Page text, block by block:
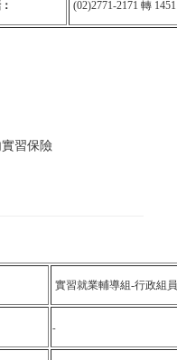
(02)2771-2171 轉 1451
實習保險
實習就業輔導組-行政組
-